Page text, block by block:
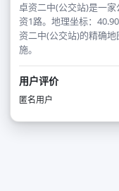
卓资二中(公交站)是一
资1路。地理坐标：
资二中(公交站)的精确
施。
用户评价
匿名用户